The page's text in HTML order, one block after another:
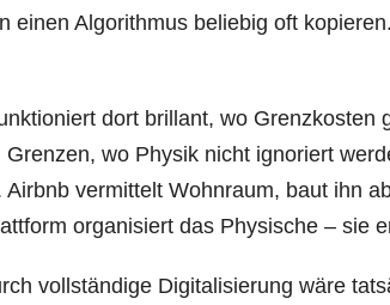
einen Algorithmus beliebig oft
dort brillant, wo Grenzkosten
wo Physik nicht ignoriert
vermittelt Wohnraum, baut ihn
organisiert das Physische – sie
vollständige Digitalisierung wäre